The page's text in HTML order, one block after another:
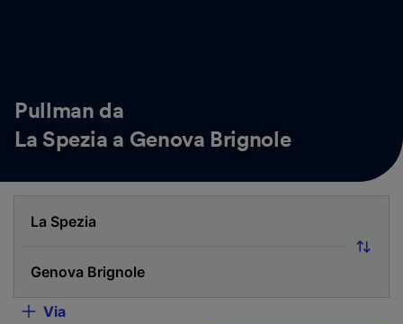
Pullman da
La Spezia a Genova Brignole
Via